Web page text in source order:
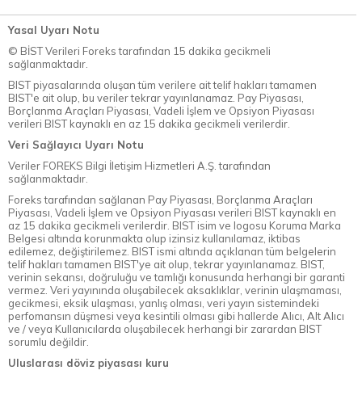
Yasal Uyarı Notu
© BİST Verileri Foreks tarafından 15 dakika gecikmeli
sağlanmaktadır.
BIST piyasalarında oluşan tüm verilere ait telif hakları tamamen
BIST'e ait olup, bu veriler tekrar yayınlanamaz. Pay Piyasası,
Borçlanma Araçları Piyasası, Vadeli İşlem ve Opsiyon Piyasası
verileri BIST kaynaklı en az 15 dakika gecikmeli verilerdir.
Veri Sağlayıcı Uyarı Notu
Veriler FOREKS Bilgi İletişim Hizmetleri A.Ş. tarafından
sağlanmaktadır.
Foreks tarafından sağlanan Pay Piyasası, Borçlanma Araçları
Piyasası, Vadeli İşlem ve Opsiyon Piyasası verileri BIST kaynaklı en
az 15 dakika gecikmeli verilerdir. BIST isim ve logosu Koruma Marka
Belgesi altında korunmakta olup izinsiz kullanılamaz, iktibas
edilemez, değiştirilemez. BIST ismi altında açıklanan tüm belgelerin
telif hakları tamamen BIST'ye ait olup, tekrar yayınlanamaz. BIST,
verinin sekansı, doğruluğu ve tamlığı konusunda herhangi bir garanti
vermez. Veri yayınında oluşabilecek aksaklıklar, verinin ulaşmaması,
gecikmesi, eksik ulaşması, yanlış olması, veri yayın sistemindeki
perfomansın düşmesi veya kesintili olması gibi hallerde Alıcı, Alt Alıcı
ve / veya Kullanıcılarda oluşabilecek herhangi bir zarardan BIST
sorumlu değildir.
Uluslarası döviz piyasası kuru